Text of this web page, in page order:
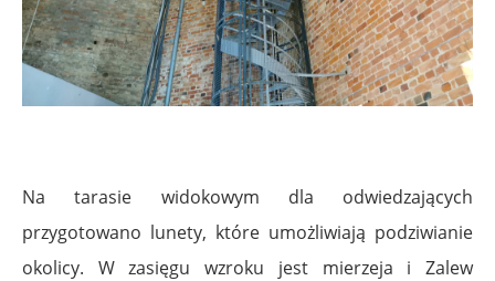
Na tarasie widokowym dla odwiedzających
przygotowano lunety, które umożliwiają podziwianie
okolicy. W zasięgu wzroku jest mierzeja i Zalew